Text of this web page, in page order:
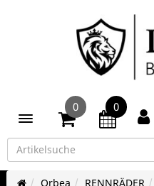
Toggle navigation
0 0
Orbea RENNRÄDER